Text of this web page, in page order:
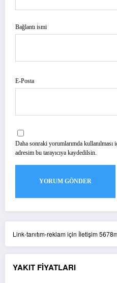
Bağlantı ismi
E-Posta
Daha sonraki yorumlarımda kullanılması
adresim bu tarayıcıya kaydedilsin.
Link-tanıtım-reklam için İletişim
YAKIT FİYATLARI